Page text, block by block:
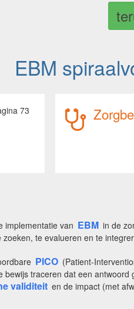
EBM
73
implementatie van EBM in de
te evalueren en te
PICO (Patient-
traceren dat een antwoord
validiteit en de impact (met